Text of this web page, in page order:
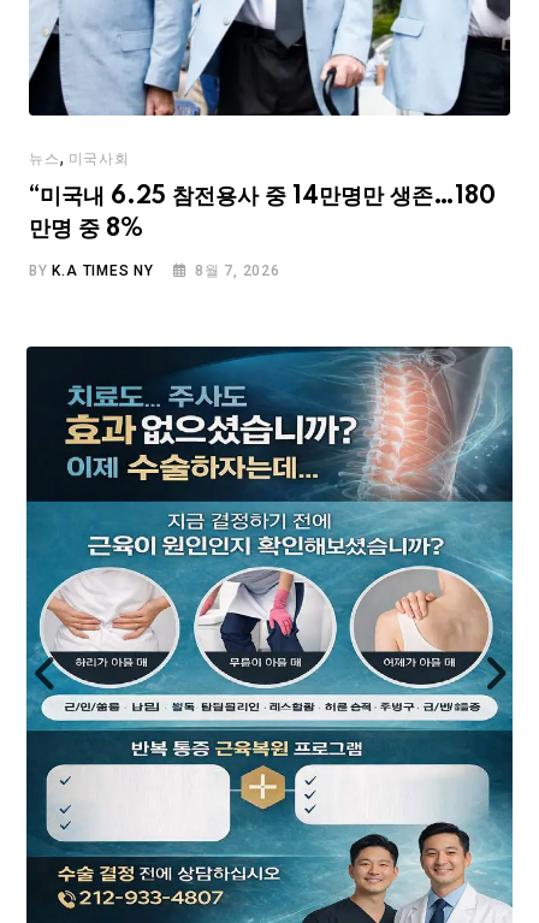
뉴스, 미국사회
“미국내 6.25 참전용사 중 14만명만 생존…180
만명 중 8%
BY K.A TIMES NY 8월 7, 2026